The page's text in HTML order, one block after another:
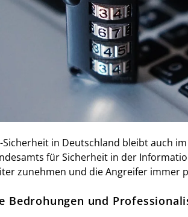
Sicherheit in Deutschland bleibt auch
für Sicherheit in der
zunehmen und die Angreifer immer
Bedrohungen und